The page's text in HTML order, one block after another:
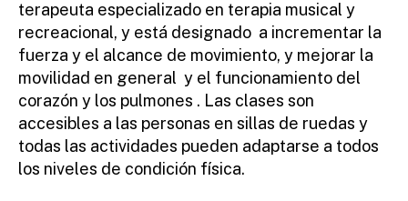
terapeuta especializado en terapia musical y
recreacional, y está designado a incrementar la
fuerza y el alcance de movimiento, y mejorar la
movilidad en general y el funcionamiento del
corazón y los pulmones . Las clases son
accesibles a las personas en sillas de ruedas y
todas las actividades pueden adaptarse a todos
los niveles de condición física.